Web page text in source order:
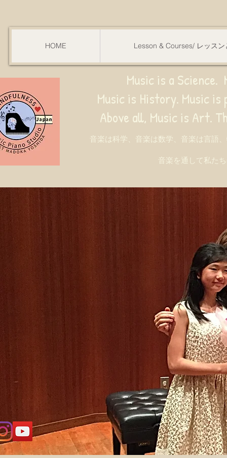
HOME Lesson & Courses/ レッスン
Music is a
Music is History. Music is
all, Music is Art. Through music,
音楽は科学、音楽は数学、音楽は言語
音楽を通して私た